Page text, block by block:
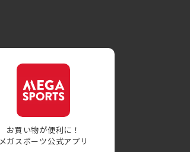
お買い物が便利に！
メガスポーツ公式アプリ